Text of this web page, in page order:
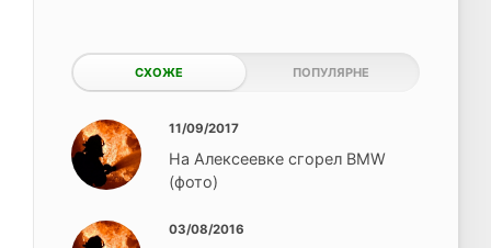
СХОЖЕ ПОПУЛЯРНЕ
11/09/2017
На Алексеевке сгорел BMW
(фото)
03/08/2016